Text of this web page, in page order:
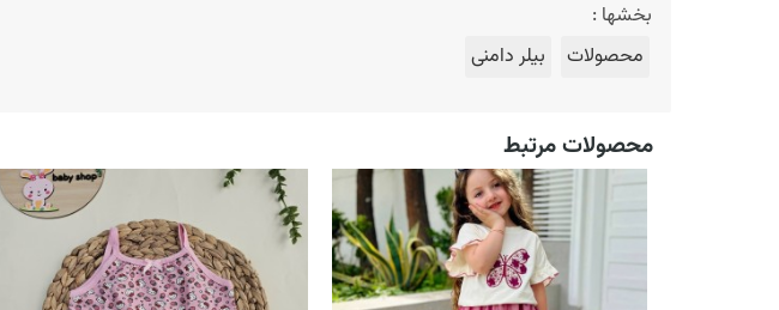
بخشها :
محصولات
بیلر دامنی
محصولات مرتبط